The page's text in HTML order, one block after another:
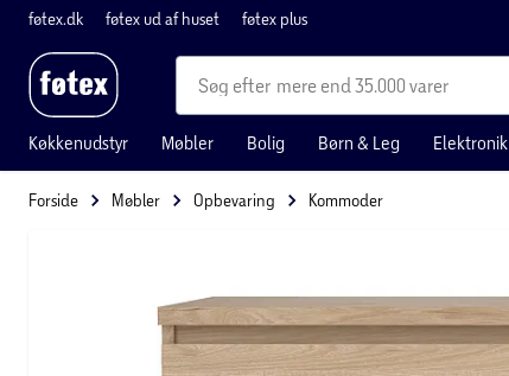
føtex.dk føtex ud af huset føtex plus
mere end 35.000 varer
Køkkenudstyr Møbler Bolig Børn & Leg Elektronik
Forside Møbler Opbevaring Kommoder